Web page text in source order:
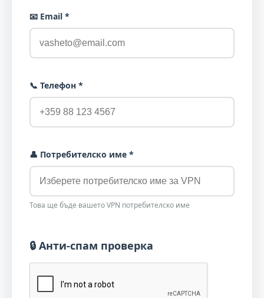
📧 Email *
📞 Телефон *
👤 Потребителско име *
Това ще бъде вашето VPN потребителско име
🔒 Анти-спам проверка